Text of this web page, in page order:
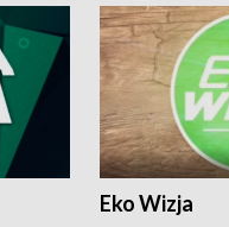
Eko Wizja